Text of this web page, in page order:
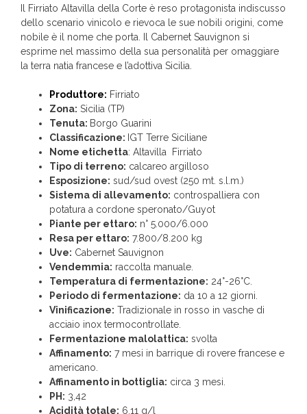
Il Firriato Altavilla della Corte è reso protagonista indiscusso
dello scenario vinicolo e rievoca le sue nobili origini, come
nobile è il nome che porta. Il Cabernet Sauvignon si
esprime nel massimo della sua personalità per omaggiare
la terra natia francese e l’adottiva Sicilia.
Produttore: Firriato
Zona: Sicilia (TP)
Tenuta: Borgo Guarini
Classificazione: IGT Terre Siciliane
Nome etichetta: Altavilla Firriato
Tipo di terreno: calcareo argilloso
Esposizione: sud/sud ovest (250 mt. s.l.m.)
Sistema di allevamento: controspalliera con
potatura a cordone speronato/Guyot
Piante per ettaro: n° 5.000/6.000
Resa per ettaro: 7.800/8.200 kg
Uve: Cabernet Sauvignon
Vendemmia: raccolta manuale.
Temperatura di fermentazione: 24°-26°C.
Periodo di fermentazione: da 10 a 12 giorni.
Vinificazione: Tradizionale in rosso in vasche di
acciaio inox termocontrollate.
Fermentazione malolattica: svolta
Affinamento: 7 mesi in barrique di rovere francese e
americano.
Affinamento in bottiglia: circa 3 mesi.
PH: 3,42
Acidità totale: 6,11 g/l